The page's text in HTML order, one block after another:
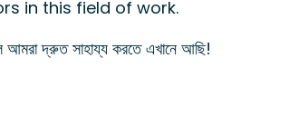
in this field of work.
আমরা দ্রুত সাহায্য করতে এখানে আছি!